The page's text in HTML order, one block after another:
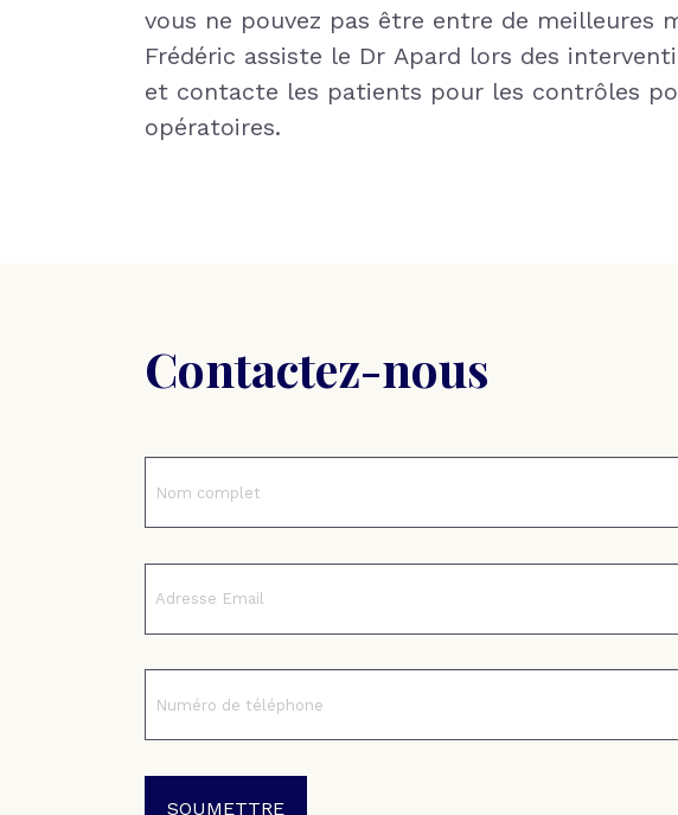
vous ne pouvez pas être entre de meilleures
Frédéric assiste le Dr Apard lors des
et contacte les patients pour les contrôles
opératoires.
Contactez-nous